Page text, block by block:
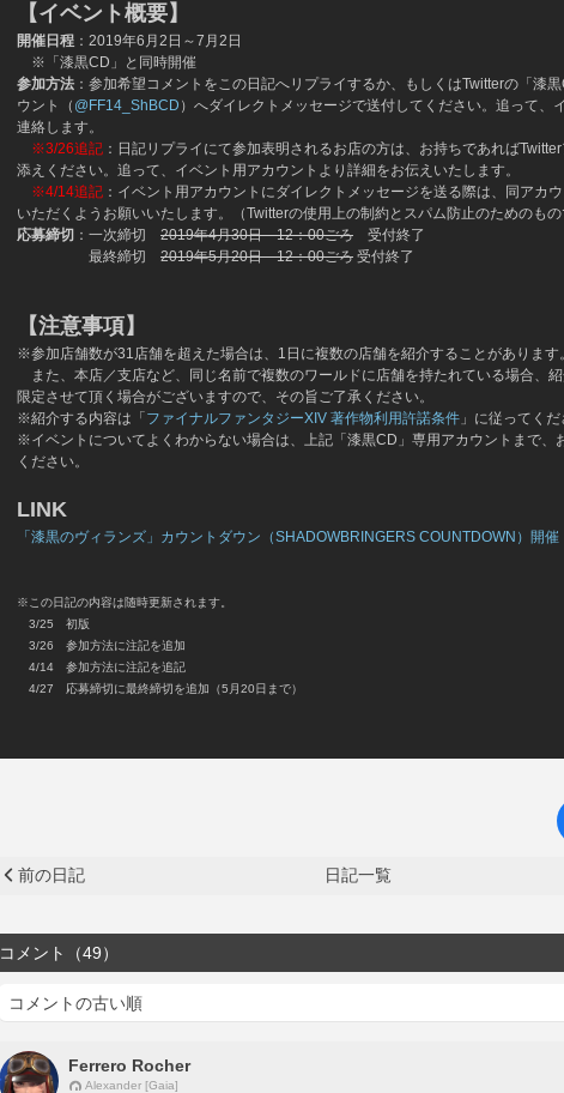
【イベント概要】
開催日程 ：2019年6月2日～7月2日
※「漆黒CD」と同時開催
参加方法 ：参加希望コメントをこの日記へリプライするか、もしくはTwitterの「漆
ウント（ @FF14_ShBCD ）へダイレクトメッセージで送付してください。追って、
連絡します。
※3/26追記 ：日記リプライにて参加表明されるお店の方は、お持ちであれば
添えください。追って、イベント用アカウントより詳細をお伝えいたします。
※4/14追記 ：イベント用アカウントにダイレクトメッセージを送る際は、同アカ
いただくようお願いいたします。（Twitterの使用上の制約とスパム防止のためのもの
応募締切 ：一次締切 2019年4月30日　12：00ごろ 受付終了
最終締切 2019年5月20日　12：00ごろ 受付終了
【注意事項】
※参加店舗数が31店舗を超えた場合は、1日に複数の店舗を紹介することがあります。
また、本店／支店など、同じ名前で複数のワールドに店舗を持たれている場合、
限定させて頂く場合がございますので、その旨ご了承ください。
※紹介する内容は「 ファイナルファンタジーXIV 著作物利用許諾条件 」に従ってくだ
※イベントについてよくわからない場合は、上記「漆黒CD」専用アカウントまで、
ください。
LINK
「漆黒のヴィランズ」カウントダウン（SHADOWBRINGERS COUNTDOWN）開催
※この日記の内容は随時更新されます。
3/25　初版
3/26　参加方法に注記を追加
4/14　参加方法に注記を追記
4/27　応募締切に最終締切を追加（5月20日まで）
前の日記 日記一覧
コメント（49）
Ferrero Rocher
Alexander [Gaia]